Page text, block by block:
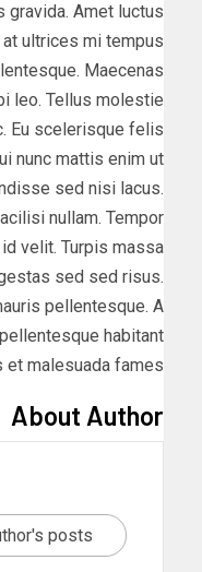
gravida. Amet luctus
ultrices mi tempus
Maecenas
leo. Tellus molestie
Eu scelerisque felis
nunc mattis enim ut
sed nisi lacus.
nullam. Tempor
velit. Turpis massa
sed sed risus.
pellentesque. A
habitant
et malesuada fames.
About Author
posts